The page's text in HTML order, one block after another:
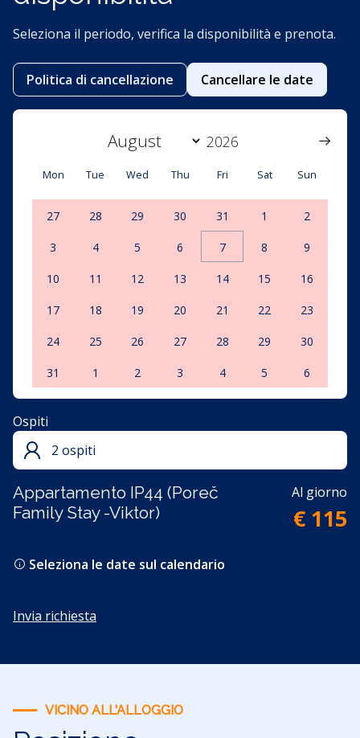
Seleziona il periodo, verifica la disponibilità e prenota.
Politica di cancellazione Cancellare le date
Mon Tue Wed Thu Fri Sat Sun
27 28 29 30 31 1 2
3 4 5 6 7 8 9
10 11 12 13 14 15 16
17 18 19 20 21 22 23
24 25 26 27 28 29 30
31 1 2 3 4 5 6
Appartamento IP44 (Poreč
Family Stay -Viktor)
Al giorno
€ 115
Ospiti
2 ospiti
Seleziona le date sul calendario
Invia richiesta
VICINO ALL'ALLOGGIO